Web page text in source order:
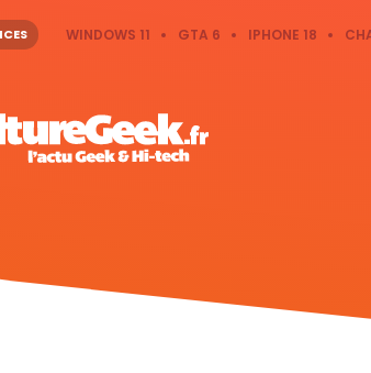
WINDOWS 11 GTA 6 IPHONE 18